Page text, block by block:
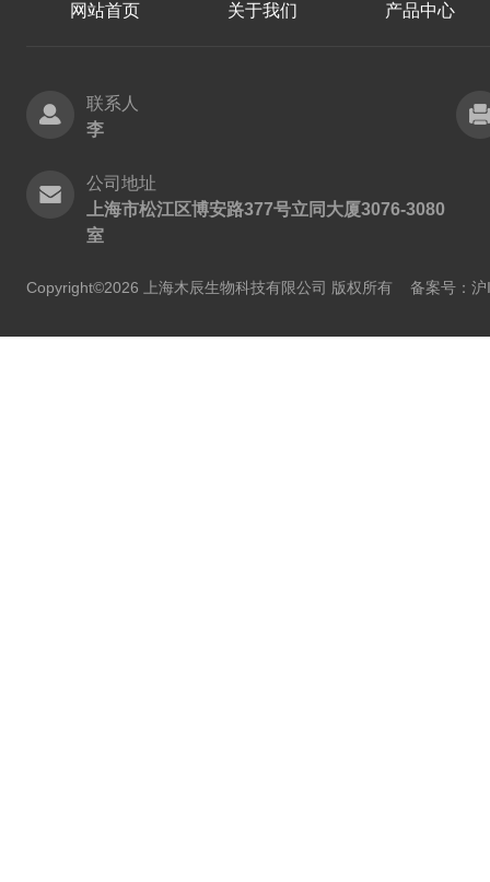
网站首页 关于我们 产品中心
联系人
李
公司地址
上海市松江区博安路377号立同大厦3076-3080
室
Copyright©2026 上海木辰生物科技有限公司 版权所有 备案号：